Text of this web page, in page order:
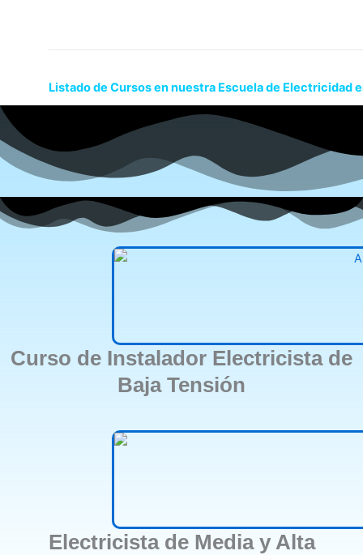
Listado de Cursos en nuestra Escuela de Electricidad
Curso de Instalador Electricista de
Baja Tensión
Electricista de Media y Alta